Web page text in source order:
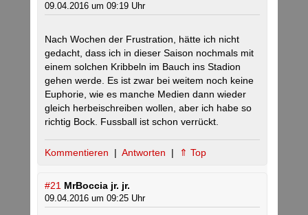
09.04.2016 um 09:19 Uhr
Nach Wochen der Frustration, hätte ich nicht
gedacht, dass ich in dieser Saison nochmals mit
einem solchen Kribbeln im Bauch ins Stadion
gehen werde. Es ist zwar bei weitem noch keine
Euphorie, wie es manche Medien dann wieder
gleich herbeischreiben wollen, aber ich habe so
richtig Bock. Fussball ist schon verrückt.
Kommentieren | Antworten | ⇑ Top
#21 MrBoccia jr. jr.
09.04.2016 um 09:25 Uhr